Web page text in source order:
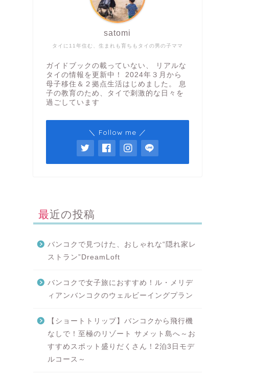
タイに11年住む、生まれも育ちもタイの男の子ママ
satomi
ガイドブックの載っていない、 リアルな
タイの情報を更新中！ 2024年３月から
母子移住＆２拠点生活はじめました。 息
子の教育のため、タイで刺激的な日々を
過ごしています
＼ Follow me ／
最近の投稿
バンコクで見つけた、おしゃれな“隠れ家レ
ストラン”DreamLoft
バンコクで女子旅におすすめ！ル・メリデ
ィアンバンコクのウェルビーイングプラン
【ショートトリップ】バンコクから飛行機
なしで！至極のリゾート サメット島へ～お
すすめスポット盛りだくさん！2泊3日モデ
ルコース～